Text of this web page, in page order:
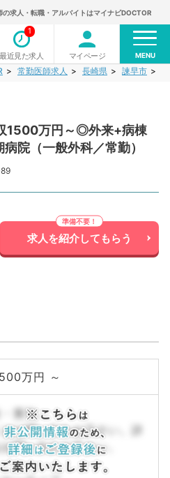
の求人・転職・アルバイトはマイナビDOCTOR
最近見た求人
1
マイページ MENU
常勤医師求人 長崎県 諫早市
1500万円～◎外来+病棟
院（一般外科／常勤）
求人を紹介してもらう
万円 ～
・賞与
はお問い合わせ下さい。詳
お問い合わせ下さい。